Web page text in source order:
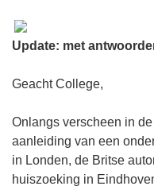
Update: met
Geacht College,
Onlangs verscheen in
aanleiding van een
in Londen, de Britse
huiszoeking in